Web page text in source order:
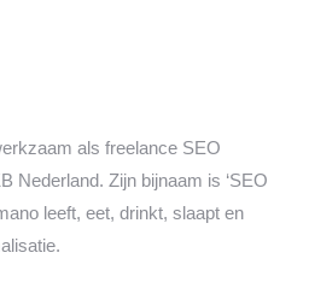
als freelance SEO
Nederland. Zijn bijnaam is ‘SEO
leeft, eet, drinkt, slaapt en